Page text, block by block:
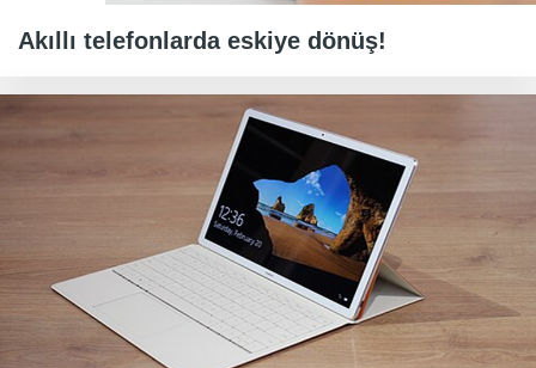
Akıllı telefonlarda eskiye dönüş!